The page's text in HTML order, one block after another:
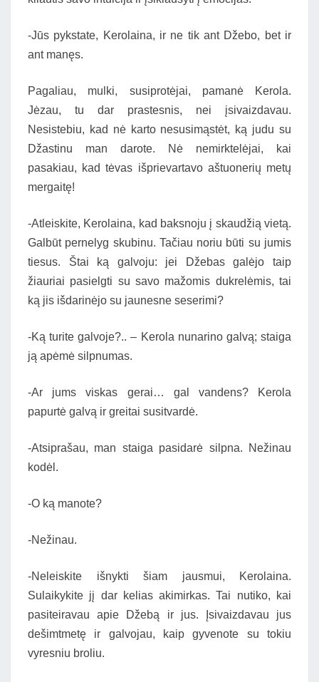
-Jūs pykstate, Kerolaina, ir ne tik ant Džebo, bet ir
ant manęs.
Pagaliau, mulki, susiprotėjai, pamanė Kerola.
Jėzau, tu dar prastesnis, nei įsivaizdavau.
Nesistebiu, kad nė karto nesusimąstėt, ką judu su
Džastinu man darote. Nė nemirktelėjai, kai
pasakiau, kad tėvas išprievartavo aštuonerių metų
mergaitę!
-Atleiskite, Kerolaina, kad baksnoju į skaudžią vietą.
Galbūt pernelyg skubinu. Tačiau noriu būti su jumis
tiesus. Štai ką galvoju: jei Džebas galėjo taip
žiauriai pasielgti su savo mažomis dukrelėmis, tai
ką jis išdarinėjo su jaunesne seserimi?
-Ką turite galvoje?.. – Kerola nunarino galvą; staiga
ją apėmė silpnumas.
-Ar jums viskas gerai… gal vandens? Kerola
papurtė galvą ir greitai susitvardė.
-Atsiprašau, man staiga pasidarė silpna. Nežinau
kodėl.
-O ką manote?
-Nežinau.
-Neleiskite išnykti šiam jausmui, Kerolaina.
Sulaikykite jį dar kelias akimirkas. Tai nutiko, kai
pasiteiravau apie Džebą ir jus. Įsivaizdavau jus
dešimtmetę ir galvojau, kaip gyvenote su tokiu
vyresniu broliu.